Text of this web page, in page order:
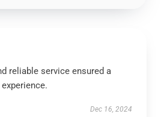
reliable service ensured a
Dec 16, 2024